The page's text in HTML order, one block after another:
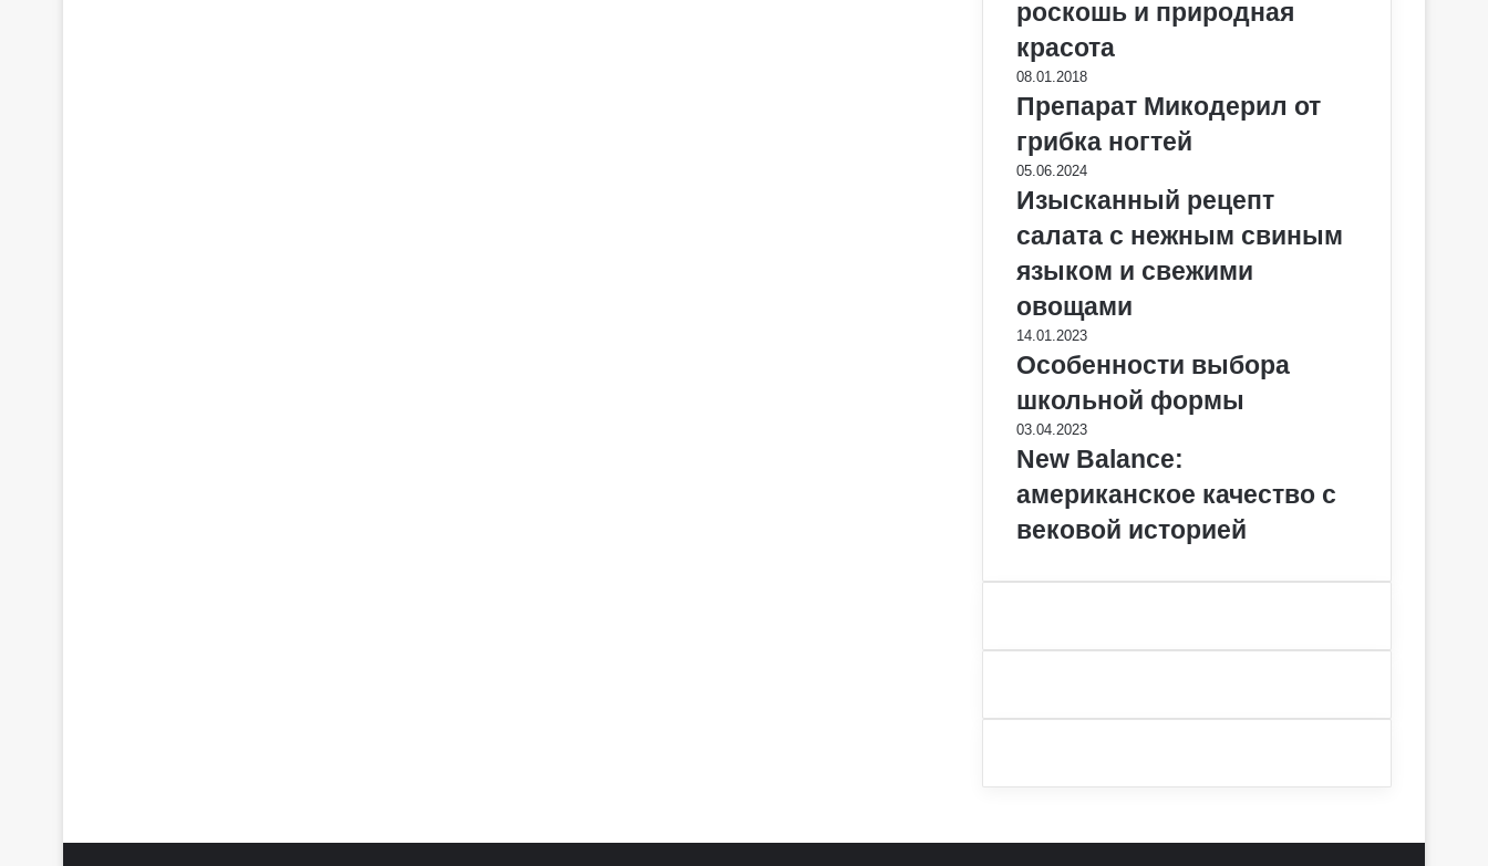
роскошь и природная
красота
08.01.2018
Препарат Микодерил от
грибка ногтей
05.06.2024
Изысканный рецепт
салата с нежным свиным
языком и свежими
овощами
14.01.2023
Особенности выбора
школьной формы
03.04.2023
New Balance:
американское качество с
вековой историей